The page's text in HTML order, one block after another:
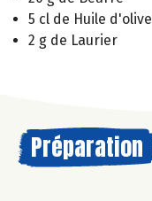
5 cl de Huile d'olive
2 g de Laurier
Préparation